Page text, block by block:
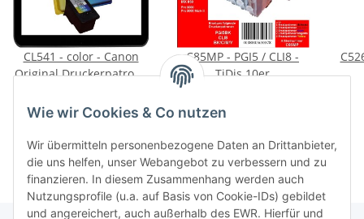
CL541 - color - Canon
Original Druckerpatrone
-5227B001-
3,36 € pro 1 ml
C85MP - PGI5 / CLI8 -
TiDis 10er
Ersatzpatronen je 2x die
CLI8M, CLI8Y mit Chip
und Füllstandsanzeige
Wie wir Cookies & Co nutzen
Wir übermitteln personenbezogene Daten an Drittanbieter,
die uns helfen, unser Webangebot zu verbessern und zu
finanzieren. In diesem Zusammenhang werden auch
Nutzungsprofile (u.a. auf Basis von Cookie-IDs) gebildet
und angereichert, auch außerhalb des EWR. Hierfür und